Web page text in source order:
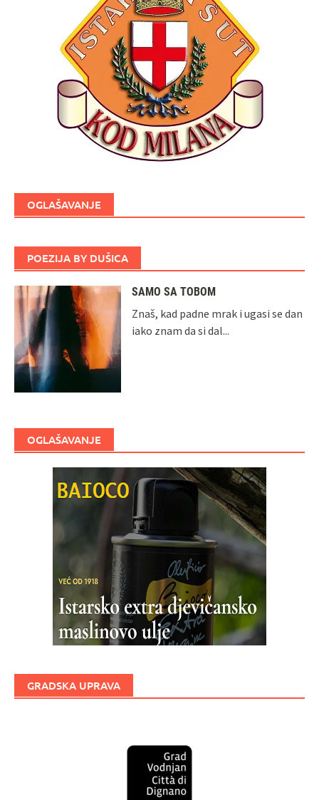
OGLAŠAVANJE
POEZIJA BY DUŠICA
SAMO SA TOBOM
Znaš, kad padne mrak i ugasi se dan
iako znam da si dal...
OGLAŠAVANJE
GRADSKA UPRAVA